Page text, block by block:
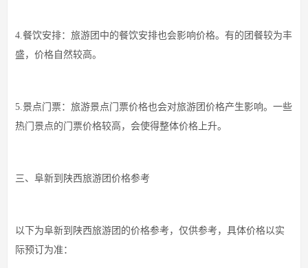
4.餐饮安排：旅游团中的餐饮安排也会影响价格。有的团餐较为丰
盛，价格自然较高。
5.景点门票：旅游景点门票价格也会对旅游团价格产生影响。一些
热门景点的门票价格较高，会使得整体价格上升。
三、阜新到陕西旅游团价格参考
以下为阜新到陕西旅游团的价格参考，仅供参考，具体价格以实
际预订为准：